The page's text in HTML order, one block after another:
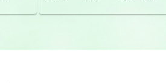
聴こえる。聴きづらい」